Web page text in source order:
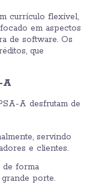
currículo flexível,
em aspectos
de software. Os
que
A
A desfrutam de
servindo
e clientes.
de forma
porte.